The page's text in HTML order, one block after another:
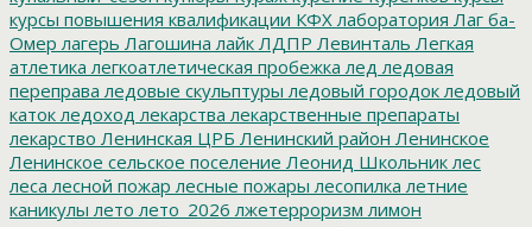
курсы повышения квалификации КФХ лаборатория Лаг ба-
Омер лагерь Лагошина лайк ЛДПР Левинталь Легкая
атлетика легкоатлетическая пробежка лед ледовая
переправа ледовые скульптуры ледовый городок ледовый
каток ледоход лекарства лекарственные препараты
лекарство Ленинская ЦРБ Ленинский район Ленинское
Ленинское сельское поселение Леонид Школьник лес
леса лесной пожар лесные пожары лесопилка летние
каникулы лето лето_2026 лжетерроризм лимон